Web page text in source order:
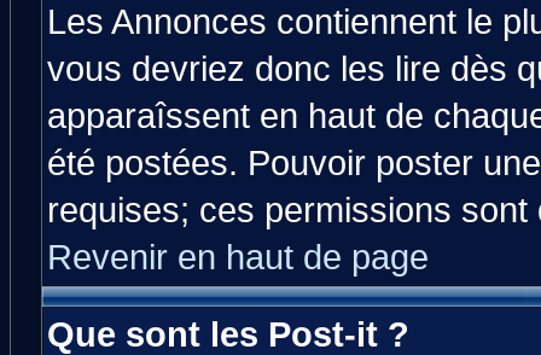
Les Annonces contiennent le
vous devriez donc les lire dès
apparaîssent en haut de
été postées. Pouvoir poster
requises; ces permissions
Revenir en haut de page
Que sont les Post-it ?